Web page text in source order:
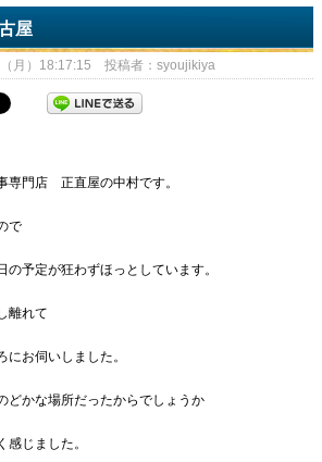
屋
月）18:17:15 投稿者：syoujikiya
専門店 正直屋の中村です。
で
予定が狂わずほっとしています。
離れて
お伺いしました。
どかな場所だったからでしょうか
感じました。